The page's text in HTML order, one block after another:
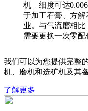
机，细度可达
于加工石膏、方
业。与气流磨相
需要更换一次零配
我们可以为您提供完整
机、磨机和选矿机及其备
了解更多